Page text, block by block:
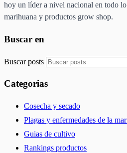
hoy un líder a nivel nacional en todo
marihuana y productos grow shop.
Buscar en
Buscar posts
Categorias
Cosecha y secado
Plagas y enfermedades de la
Guias de cultivo
Rankings productos